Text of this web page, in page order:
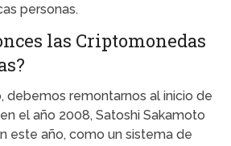
personas.
las Criptomonedas
debemos remontarnos al inicio de
el año 2008, Satoshi Sakamoto
este año, como un sistema de